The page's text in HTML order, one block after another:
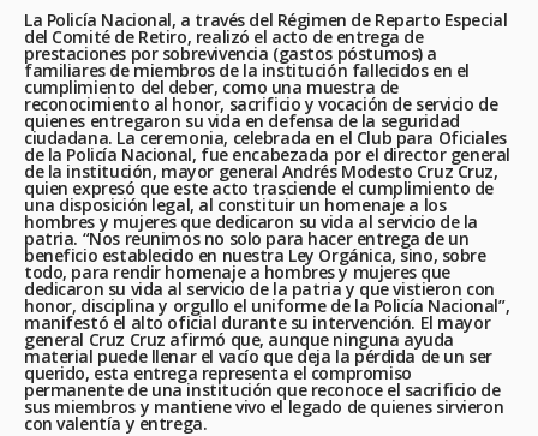
La Policía Nacional, a través del Régimen de Reparto Especial
del Comité de Retiro, realizó el acto de entrega de
prestaciones por sobrevivencia (gastos póstumos) a
familiares de miembros de la institución fallecidos en el
cumplimiento del deber, como una muestra de
reconocimiento al honor, sacrificio y vocación de servicio de
quienes entregaron su vida en defensa de la seguridad
ciudadana. La ceremonia, celebrada en el Club para Oficiales
de la Policía Nacional, fue encabezada por el director general
de la institución, mayor general Andrés Modesto Cruz Cruz,
quien expresó que este acto trasciende el cumplimiento de
una disposición legal, al constituir un homenaje a los
hombres y mujeres que dedicaron su vida al servicio de la
patria. “Nos reunimos no solo para hacer entrega de un
beneficio establecido en nuestra Ley Orgánica, sino, sobre
todo, para rendir homenaje a hombres y mujeres que
dedicaron su vida al servicio de la patria y que vistieron con
honor, disciplina y orgullo el uniforme de la Policía Nacional”,
manifestó el alto oficial durante su intervención. El mayor
general Cruz Cruz afirmó que, aunque ninguna ayuda
material puede llenar el vacío que deja la pérdida de un ser
querido, esta entrega representa el compromiso
permanente de una institución que reconoce el sacrificio de
sus miembros y mantiene vivo el legado de quienes sirvieron
con valentía y entrega.